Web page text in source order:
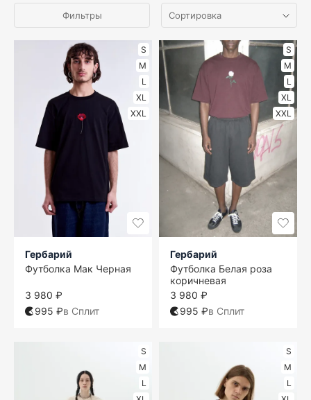
Фильтры
S
M
L
XL
XXL
Гербарий
Футболка Мак Черная
3 980 ₽
995 ₽в Сплит
S
M
L
XL
XXL
Гербарий
Футболка Белая роза
коричневая
3 980 ₽
995 ₽в Сплит
S
M
L
S
M
L